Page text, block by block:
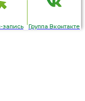
запись Группа Вконтакте